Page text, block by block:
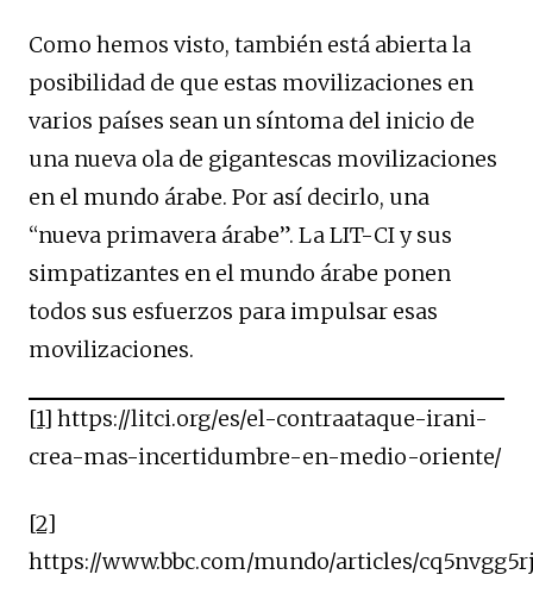
Como hemos visto, también está abierta la
posibilidad de que estas movilizaciones en
varios países sean un síntoma del inicio de
una nueva ola de gigantescas movilizaciones
en el mundo árabe. Por así decirlo, una
“nueva primavera árabe”. La LIT-CI y sus
simpatizantes en el mundo árabe ponen
todos sus esfuerzos para impulsar esas
movilizaciones.
[1] https://litci.org/es/el-contraataque-irani-
crea-mas-incertidumbre-en-medio-oriente/
[2]
https://www.bbc.com/mundo/articles/